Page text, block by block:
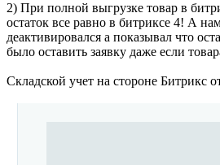
2) При полной выгрузке товар в
остаток все равно в битриксе 4! А
деактивировался а показывал что
было оставить заявку даже если
Складской учет на стороне Битрикс